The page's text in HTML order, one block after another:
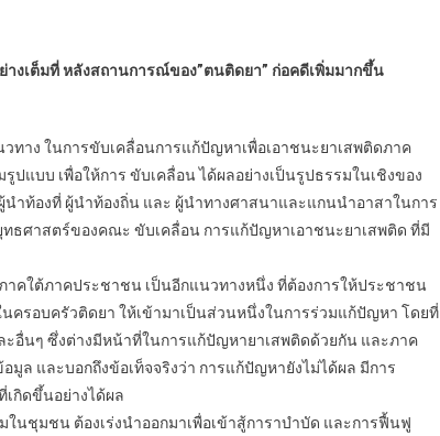
งเต็มที่ หลังสถานการณ์ของ”ตนติดยา” ก่อคดีเพิ่มมากขึ้น
ทาง ในการขับเคลื่อนการแก้ปัญหาเพื่อเอาชนะยาเสพติดภาค
แบบ เพื่อให้การ ขับเคลื่อน ได้ผลอย่างเป็นรูปธรรมในเชิงของ
ำท้องที่ ผู้นำท้องถิ่น และ ผู้นำทางศาสนาและแกนนำอาสาในการ
ธศาสตร์ของคณะ ขับเคลื่อน การแก้ปัญหาเอาชนะยาเสพติด ที่มี
คใต้ภาคประชาชน เป็นอีกแนวทางหนึ่ง ที่ต้องการให้ประชาชน
รอบครัวติดยา ให้เข้ามาเป็นส่วนหนึ่งในการร่วมแก้ปัญหา โดยที่
อื่นๆ ซึ่งต่างมีหน้าที่ในการแก้ปัญหายาเสพติดด้วยกัน และภาค
ล และบอกถึงข้อเท็จจริงว่า การแก้ปัญหายังไม่ได้ผล มีการ
กิดขึ้นอย่างได้ผล
นชุมชน ต้องเร่งนำออกมาเพื่อเข้าสู้การาบำบัด และการฟื้นฟู